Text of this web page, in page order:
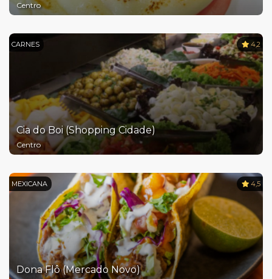
Centro
CARNES 4,2
Cia do Boi (Shopping Cidade)
Centro
MEXICANA 4,5
Dona Flô (Mercado Novo)